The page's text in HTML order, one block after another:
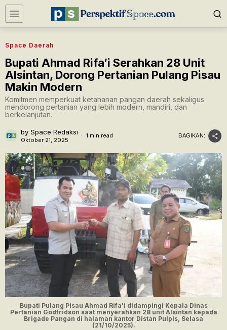
Space Daerah
Bupati Ahmad Rifa’i Serahkan 28 Unit
Alsintan, Dorong Pertanian Pulang Pisau
Makin Modern
Komitmen memperkuat ketahanan pangan daerah sekaligus
mendorong pertanian yang lebih modern, mandiri, dan
berkelanjutan.
by Space Redaksi
Oktober 21, 2025
1 min read BAGIKAN:
Bupati Pulang Pisau Ahmad Rifa'i didampingi Kepala Dinas
Pertanian Godfridson saat menyerahkan 28 unit Alsintan kepada
Brigade Pangan di halaman kantor Distan Pulpis, Selasa
(21/10/2025).